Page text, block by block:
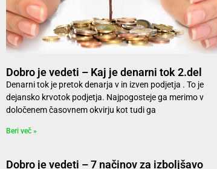
Dobro je vedeti – Kaj je denarni tok 2.del
Denarni tok je pretok denarja v in izven podjetja . To je
dejansko krvotok podjetja. Najpogosteje ga merimo v
določenem časovnem okvirju kot tudi ga
Beri več »
Dobro je vedeti – 7 načinov za izboljšavo